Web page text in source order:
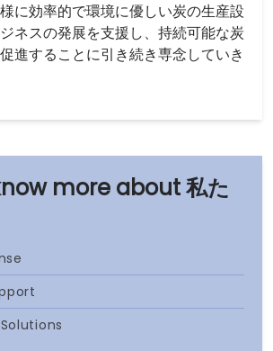
私た
に効率的で環境に優しい炭の生産設
ネスの発展を支援し、持続可能な炭
進することに引き続き専念していき